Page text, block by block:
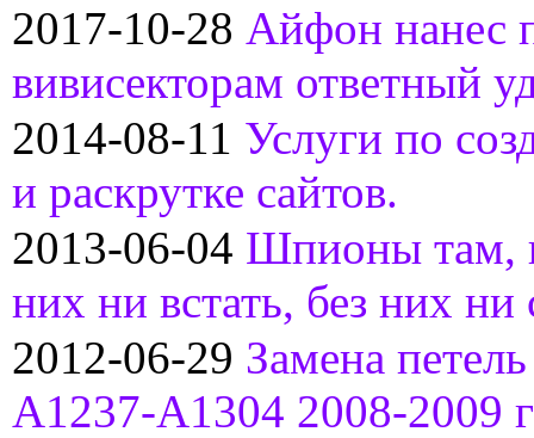
2017-10-28 Айфон нанес
вивисекторам ответный
2014-08-11 Услуги по
и раскрутке сайтов.
2013-06-04 Шпионы там,
них ни встать, без них ни
2012-06-29 Замена
A1237-A1304 2008-2009